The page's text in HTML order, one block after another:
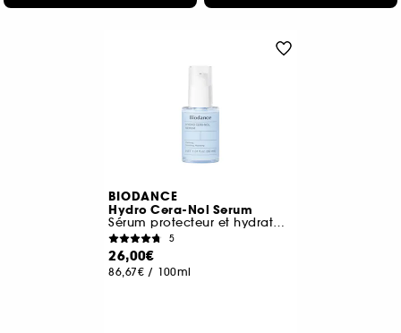
BIODANCE
Hydro Cera-Nol Serum
Sérum protecteur et hydratation intense
5
26,00€
86,67€ / 100ml